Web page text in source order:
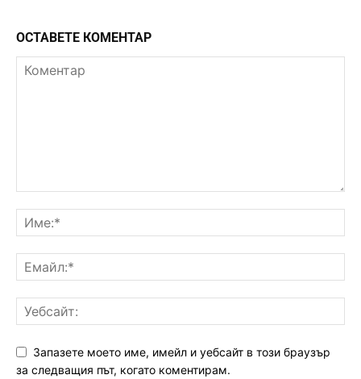
ОСТАВЕТЕ КОМЕНТАР
Запазете моето име, имейл и уебсайт в този браузър
за следващия път, когато коментирам.